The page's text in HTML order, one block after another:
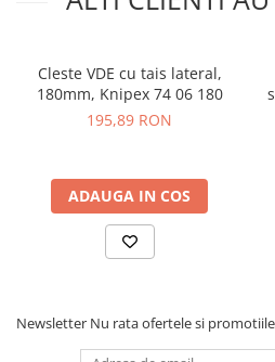
Greutate: 215 g
Vezi fisa tehnica AICI
1x Cleste VDE cu tais lateral,
Cleste VDE cu tais lateral,
180mm, Knipex 74 06 180
195,89 RON
ADAUGA IN COS
Newsletter Nu rata ofertele si